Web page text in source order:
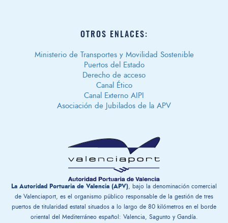
OTROS ENLACES:
Ministerio de Transportes y Movilidad Sostenible
Puertos del Estado
Derecho de acceso
Canal Ético
Canal Externo AIPI
Asociación de Jubilados de la APV
La Autoridad Portuaria de Valencia (APV), bajo la denominación comercial
de Valenciaport, es el organismo público responsable de la gestión ​de tres
puertos de titularidad estatal situados a lo largo de 80 kilómetros en el borde
oriental del Mediterráneo español: Valencia, Sagunto y Gandía.